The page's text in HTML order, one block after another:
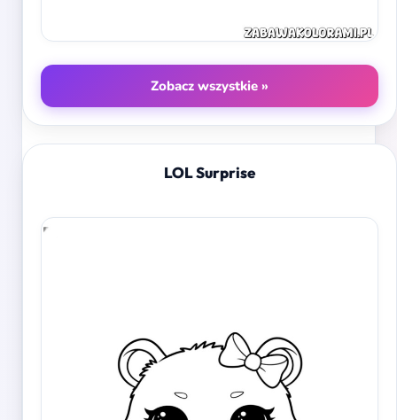
Zobacz wszystkie »
LOL Surprise